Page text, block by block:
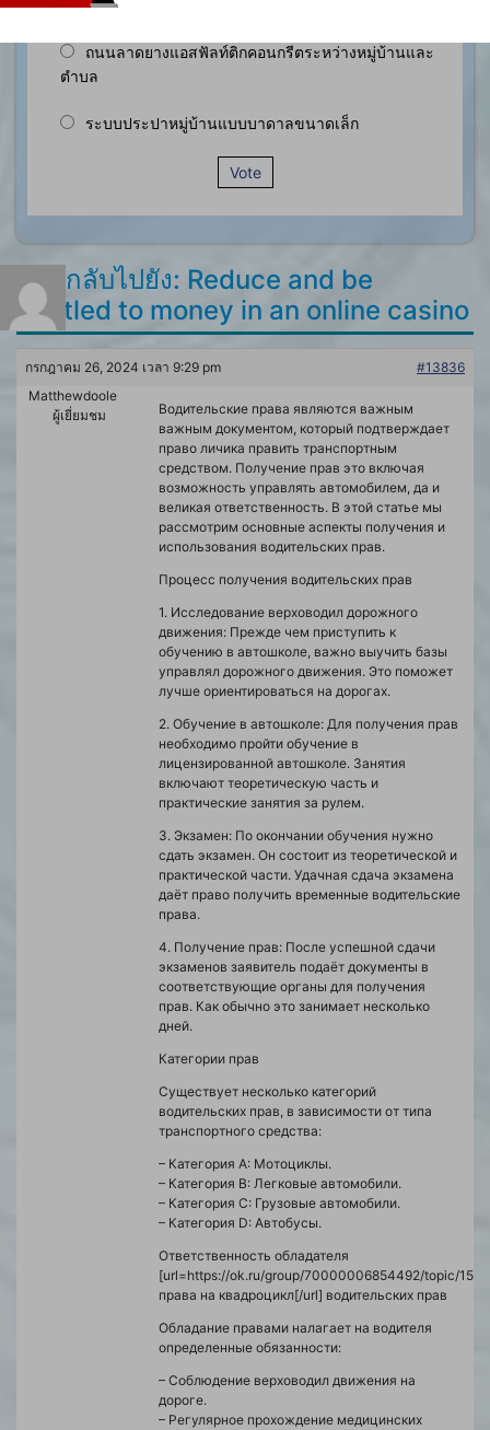
ถนนคอนกรีตเสริมเล็กภายในหมู่บ้าน
ถนนลาดยางแอสฟัลท์ติกคอนกรีตระหว่างหมู่บ้านและ
ตำบล
ระบบประปาหมู่บ้านแบบบาดาลขนาดเล็ก
Vote
ตอบกลับไปยัง: Reduce and be
entitled to money in an online casino
กรกฎาคม 26, 2024 เวลา 9:29 pm
#13836
Matthewdoole
ผู้เยี่ยมชม
Водительские права являются важным
важным документом, который подтверждает
право личика править транспортным
средством. Получение прав это включая
возможность управлять автомобилем, да и
великая ответственность. В этой статье мы
рассмотрим основные аспекты получения и
использования водительских прав.
Процесс получения водительских прав
1. Исследование верховодил дорожного
движения: Прежде чем приступить к
обучению в автошколе, важно выучить базы
управлял дорожного движения. Это поможет
лучше ориентироваться на дорогах.
2. Обучение в автошколе: Для получения прав
необходимо пройти обучение в
лицензированной автошколе. Занятия
включают теоретическую часть и
практические занятия за рулем.
3. Экзамен: По окончании обучения нужно
сдать экзамен. Он состоит из теоретической и
практической части. Удачная сдача экзамена
даёт право получить временные водительские
права.
4. Получение прав: После успешной сдачи
экзаменов заявитель подаёт документы в
соответствующие органы для получения
прав. Как обычно это занимает несколько
дней.
Категории прав
Существует несколько категорий
водительских прав, в зависимости от типа
транспортного средства:
– Категория A: Мотоциклы.
– Категория B: Легковые автомобили.
– Категория C: Грузовые автомобили.
– Категория D: Автобусы.
Ответственность обладателя
[url=https://ok.ru/group/70000006854492/topic/
права на квадроцикл[/url] водительских прав
Обладание правами налагает на водителя
определенные обязанности:
– Соблюдение верховодил движения на
дороге.
– Регулярное прохождение медицинских